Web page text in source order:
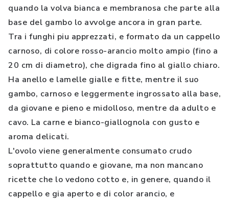
quando la volva bianca e membranosa che parte alla
base del gambo lo avvolge ancora in gran parte.
Tra i funghi piu apprezzati, e formato da un cappello
carnoso, di colore rosso-arancio molto ampio (fino a
20 cm di diametro), che digrada fino al giallo chiaro.
Ha anello e lamelle gialle e fitte, mentre il suo
gambo, carnoso e leggermente ingrossato alla base,
da giovane e pieno e midolloso, mentre da adulto e
cavo. La carne e bianco-giallognola con gusto e
aroma delicati.
L'ovolo viene generalmente consumato crudo
soprattutto quando e giovane, ma non mancano
ricette che lo vedono cotto e, in genere, quando il
cappello e gia aperto e di color arancio, e